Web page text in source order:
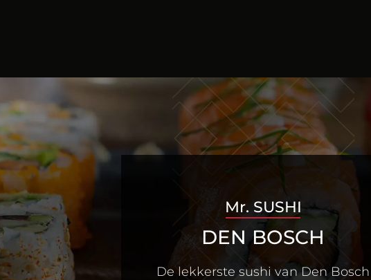
Mr. SUSHI
DEN BOSCH
De lekkerste sushi van Den Bosch